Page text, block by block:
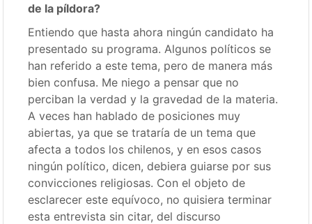
de la píldora?
Entiendo que hasta ahora ningún candidato ha
presentado su programa. Algunos políticos se
han referido a este tema, pero de manera más
bien confusa. Me niego a pensar que no
perciban la verdad y la gravedad de la materia.
A veces han hablado de posiciones muy
abiertas, ya que se trataría de un tema que
afecta a todos los chilenos, y en esos casos
ningún político, dicen, debiera guiarse por sus
convicciones religiosas. Con el objeto de
esclarecer este equívoco, no quisiera terminar
esta entrevista sin citar, del discurso